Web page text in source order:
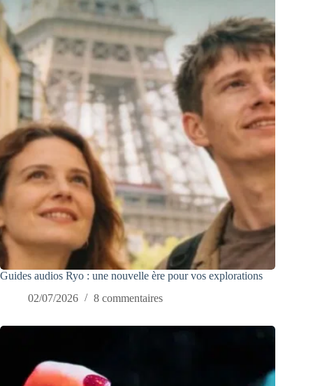
Guides audios Ryo : une nouvelle ère pour vos explorations
02/07/2026
8 commentaires